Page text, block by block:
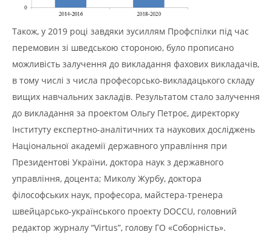
Також, у 2019 році завдяки зусиллям Профспілки під час
перемовин зі шведською стороною, було прописано
можливість залучення до викладання фахових викладачів,
в тому числі з числа професорсько-викладацького складу
вищих навчальних закладів. Результатом стало залучення
до викладання за проектом Ольгу Петроє, директорку
Інституту експертно-аналітичних та наукових досліджень
Національної академії державного управління при
Президентові України, доктора наук з державного
управління, доцента; Миколу Журбу, доктора
філософських наук, професора, майстера-тренера
швейцарсько-українського проекту DOCCU, головний
редактор журналу “Virtus”, голову ГО «Соборність».